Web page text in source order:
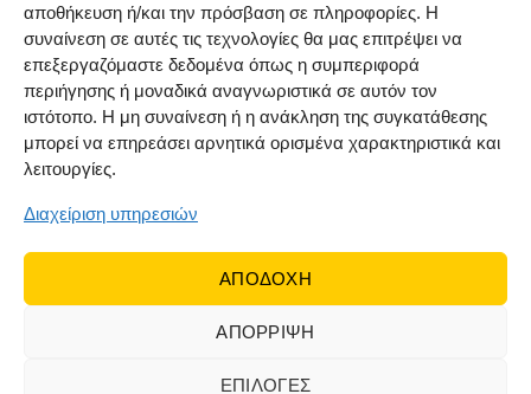
αποθήκευση ή/και την πρόσβαση σε πληροφορίες. Η
συναίνεση σε αυτές τις τεχνολογίες θα μας επιτρέψει να
επεξεργαζόμαστε δεδομένα όπως η συμπεριφορά
περιήγησης ή μοναδικά αναγνωριστικά σε αυτόν τον
ιστότοπο. Η μη συναίνεση ή η ανάκληση της συγκατάθεσης
μπορεί να επηρεάσει αρνητικά ορισμένα χαρακτηριστικά και
λειτουργίες.
Διαχείριση υπηρεσιών
ΑΠΟΔΟΧΗ
ΑΠΟΡΡΙΨΗ
ΕΠΙΛΟΓΕΣ
Cookie Policy (EU)
ΑΚΟΛΟΥΘΗΣΤΕ ΜΑΣ
Web development